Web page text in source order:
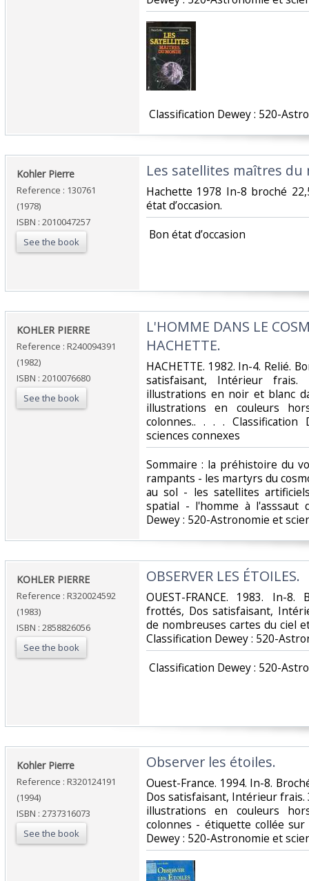
Classification Dewey : 520-
‎Kohler Pierre‎
Reference : 130761
(1978)
ISBN : 2010047257
See the book
‎Les satellites maîtres du
‎Hachette 1978 In-8 broché
état d’occasion.‎
‎ Bon état d’occasion ‎
‎KOHLER PIERRE‎
Reference : R240094391
(1982)
ISBN : 2010076680
See the book
‎L'HOMME DANS LE
HACHETTE.‎
‎HACHETTE. 1982. In-4. Relié.
satisfaisant, Intérieur
illustrations en noir et blanc
illustrations en couleurs
colonnes.. . . . Classification
sciences connexes‎
‎Sommaire : la préhistoire du
rampants - les martyrs du
au sol - les satellites
spatial - l'homme à l'asssaut
Dewey : 520-Astronomie et
‎KOHLER PIERRE‎
Reference : R320024592
(1983)
ISBN : 2858826056
See the book
‎OBSERVER LES ÉTOILES.‎
‎OUEST-FRANCE. 1983. In-
frottés, Dos satisfaisant,
de nombreuses cartes du ciel
Classification Dewey : 520-
Classification Dewey : 520-
‎Kohler Pierre‎
Reference : R320124191
(1994)
ISBN : 2737316073
See the book
‎Observer les étoiles.‎
‎Ouest-France. 1994. In-8.
Dos satisfaisant, Intérieur
illustrations en couleurs
colonnes - étiquette collée sur
Dewey : 520-Astronomie et